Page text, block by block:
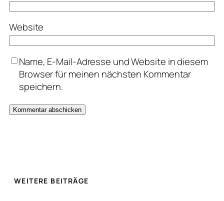
Website
Name, E-Mail-Adresse und Website in diesem
Browser für meinen nächsten Kommentar
speichern.
WEITERE BEITRÄGE